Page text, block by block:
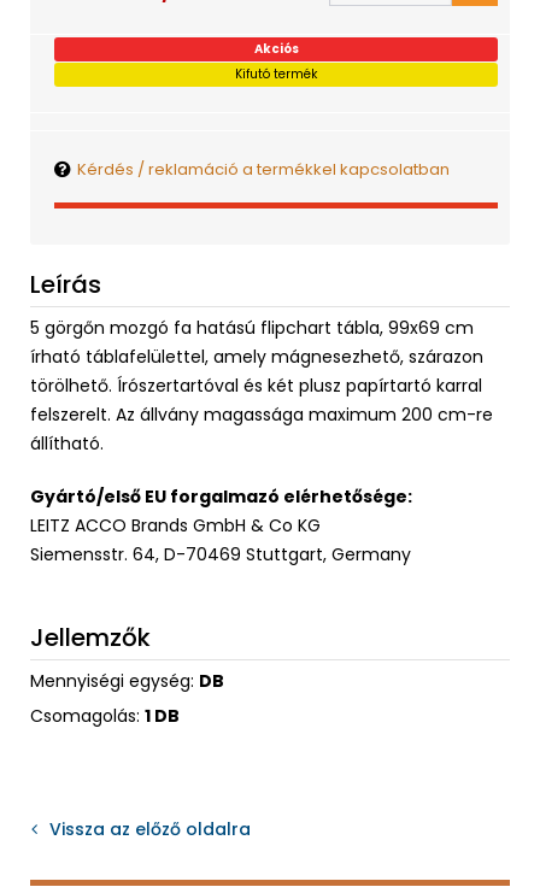
Akciós
Kifutó termék
Kérdés / reklamáció a termékkel kapcsolatban
Leírás
5 görgőn mozgó fa hatású flipchart tábla, 99x69 cm
írható táblafelülettel, amely mágnesezhető, szárazon
törölhető. Írószertartóval és két plusz papírtartó karral
felszerelt. Az állvány magassága maximum 200 cm-re
állítható.
Gyártó/első EU forgalmazó elérhetősége:
LEITZ ACCO Brands GmbH & Co KG
Siemensstr. 64, D-70469 Stuttgart, Germany
Jellemzők
Mennyiségi egység: DB
Csomagolás: 1 DB
Vissza az előző oldalra